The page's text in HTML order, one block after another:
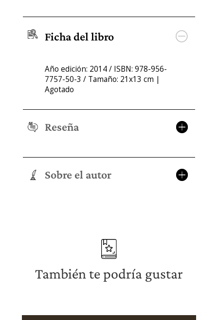
Ficha del libro
Año edición: 2014 / ISBN: 978-956-
7757-50-3 / Tamaño: 21x13 cm |
Agotado
Reseña
Sobre el autor
También te podría gustar